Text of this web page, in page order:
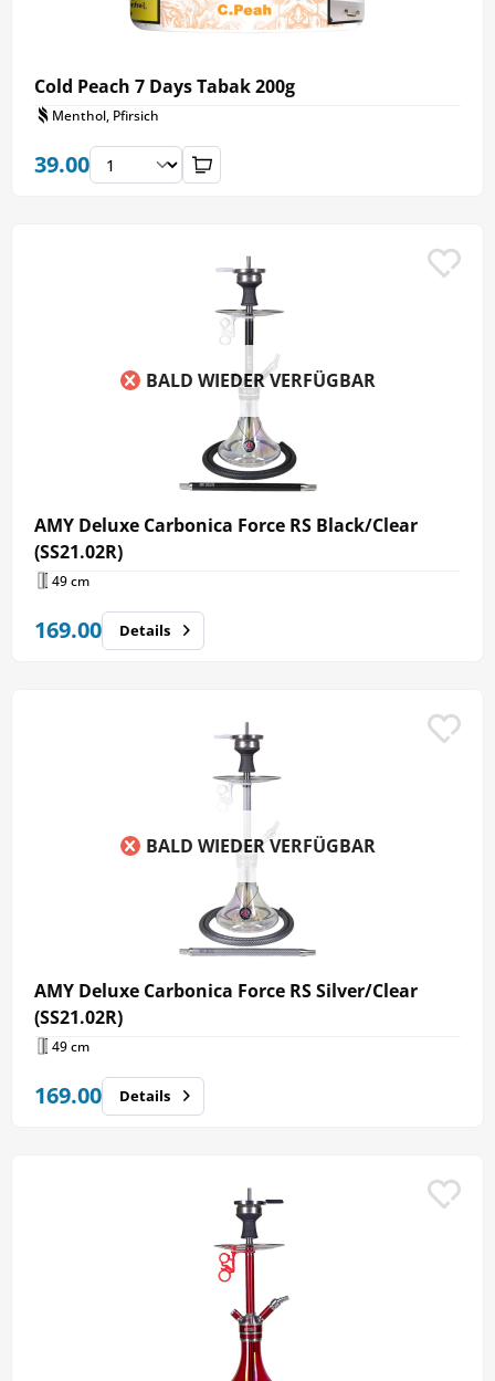
Cold Peach 7 Days Tabak 200g
Menthol, Pfirsich
39.00
BALD WIEDER VERFÜGBAR
AMY Deluxe Carbonica Force RS Black/Clear
(SS21.02R)
49 cm
169.00 Details
BALD WIEDER VERFÜGBAR
AMY Deluxe Carbonica Force RS Silver/Clear
(SS21.02R)
49 cm
169.00 Details